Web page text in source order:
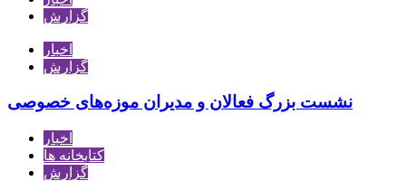
گزارش
اخبار
گزارش
نشست بزرگ فعالان و مدیران موزه‌های خصوصی
اخبار
کتابخانه ها
گزارش